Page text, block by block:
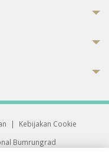
|
Kebijakan Cookie
Bumrungrad